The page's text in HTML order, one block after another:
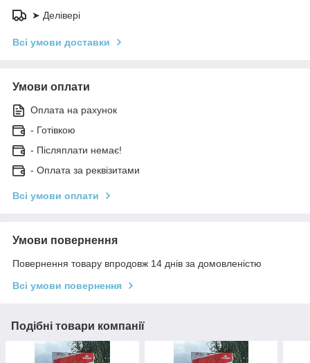
➤ Делівері
Всі умови доставки
Умови оплати
Оплата на рахунок
- Готівкою
- Післяплати немає!
- Оплата за реквізитами
Всі умови оплати
Умови повернення
Повернення товару впродовж 14 днів за домовленістю
Всі умови повернення
Подібні товари компанії